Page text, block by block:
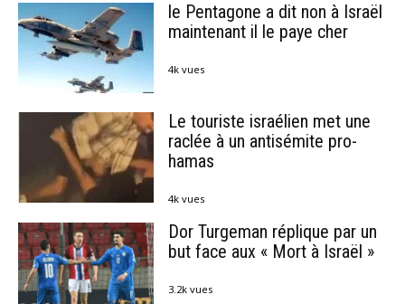
le Pentagone a dit non à Israël
maintenant il le paye cher
4k vues
Le touriste israélien met une
raclée à un antisémite pro-
hamas
4k vues
Dor Turgeman réplique par un
but face aux « Mort à Israël »
3.2k vues